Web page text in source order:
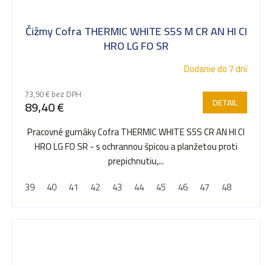
Čižmy Cofra THERMIC WHITE S5S M CR AN HI CI
HRO LG FO SR
Dodanie do 7 dní
73,90 € bez DPH
89,40 € DETAIL
Pracovné gumáky Cofra THERMIC WHITE S5S CR AN HI CI
HRO LG FO SR - s ochrannou špicou a planžetou proti
prepichnutiu,...
39
40 41 42 43 44 45 46 47 48